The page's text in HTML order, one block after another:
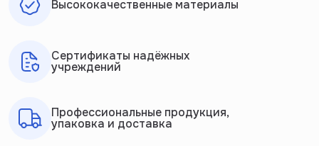
Высококачественные материалы
Сертификаты надёжных
учреждений
Профессиональные продукция,
упаковка и доставка